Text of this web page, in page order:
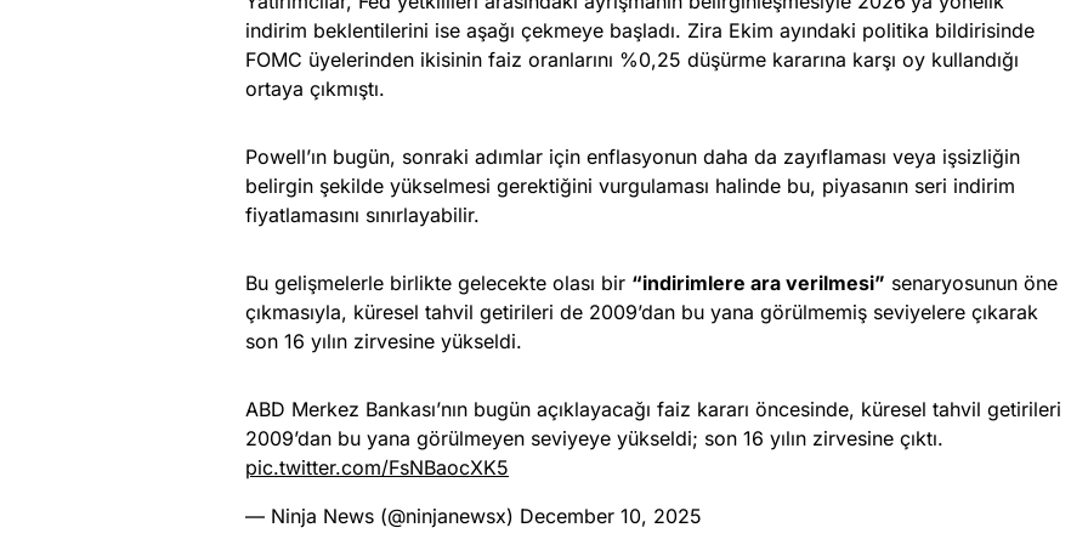
indirim beklentilerini ise aşağı çekmeye başladı. Zira Ekim ayındaki politika bildirisinde
FOMC üyelerinden ikisinin faiz oranlarını %0,25 düşürme kararına karşı oy kullandığı
ortaya çıkmıştı.
Powell’ın bugün, sonraki adımlar için enflasyonun daha da zayıflaması veya işsizliğin
belirgin şekilde yükselmesi gerektiğini vurgulaması halinde bu, piyasanın seri indirim
fiyatlamasını sınırlayabilir.
Bu gelişmelerle birlikte gelecekte olası bir “indirimlere ara verilmesi” senaryosunun öne
çıkmasıyla, küresel tahvil getirileri de 2009’dan bu yana görülmemiş seviyelere çıkarak
son 16 yılın zirvesine yükseldi.
ABD Merkez Bankası’nın bugün açıklayacağı faiz kararı öncesinde, küresel tahvil getirileri
2009’dan bu yana görülmeyen seviyeye yükseldi; son 16 yılın zirvesine çıktı.
pic.twitter.com/FsNBaocXK5
— Ninja News (@ninjanewsx) December 10, 2025